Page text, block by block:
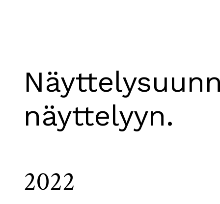
näyttelyyn.
2022